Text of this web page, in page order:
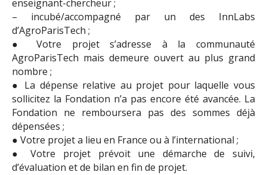
enseignant-chercheur ;
– incubé/accompagné par un des InnLabs
d’AgroParisTech ;
● Votre projet s’adresse à la communauté
AgroParisTech mais demeure ouvert au plus grand
nombre ;
● La dépense relative au projet pour laquelle vous
sollicitez la Fondation n’a pas encore été avancée. La
Fondation ne remboursera pas des sommes déjà
dépensées ;
● Votre projet a lieu en France ou à l’international ;
● Votre projet prévoit une démarche de suivi,
d’évaluation et de bilan en fin de projet.